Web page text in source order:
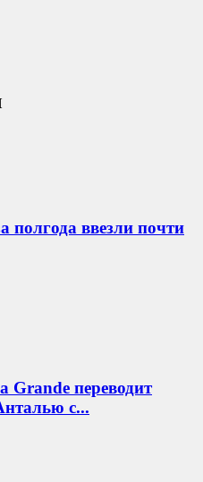
полгода ввезли почти
Grande переводит
с...